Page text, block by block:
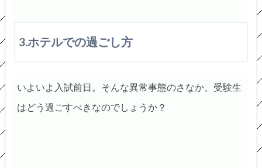
3.ホテルでの過ごし方
いよいよ入試前日。そんな異常事態のさなか、受験生
はどう過ごすべきなのでしょうか？